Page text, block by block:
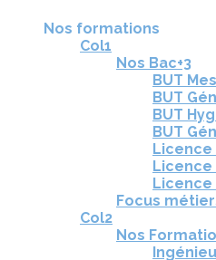
Nos formations
Col1
Nos Bac+3
BUT
BUT
BUT
BUT
Licence
Licence
Licence
Focus
Col2
Nos